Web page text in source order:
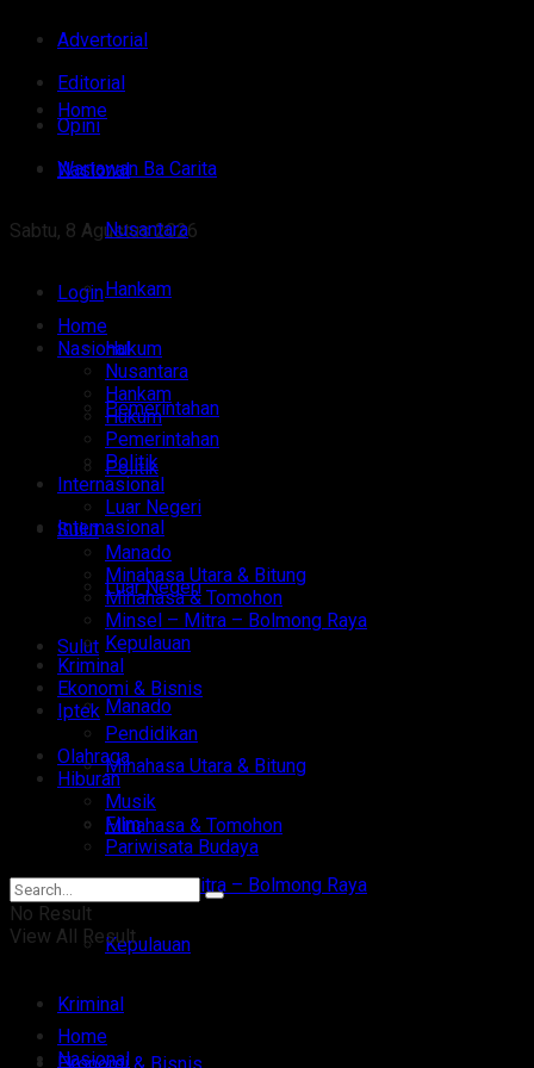
Advertorial
Editorial
Opini
Wartawan Ba Carita
Sabtu, 8 Agustus 2026
Login
Home
Nasional
Nusantara
Hankam
Hukum
Pemerintahan
Politik
Internasional
Luar Negeri
Sulut
Manado
Minahasa Utara & Bitung
Minahasa & Tomohon
Minsel – Mitra – Bolmong Raya
Kepulauan
Kriminal
Home
Nasional
Nusantara
Hankam
Hukum
Pemerintahan
Politik
Internasional
Luar Negeri
Sulut
Manado
Minahasa Utara & Bitung
Minahasa & Tomohon
Minsel – Mitra – Bolmong Raya
Kepulauan
Kriminal
Ekonomi & Bisnis
Iptek
Pendidikan
Olahraga
Hiburan
Musik
Film
Pariwisata Budaya
No Result
View All Result
Home
Nasional